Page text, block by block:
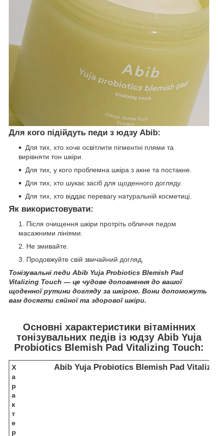
Для кого підійдуть педи з юдзу Abib:
Для тих, хто хоче освітлити пігментні плями та
вирівняти тон шкіри.
Для тих, у кого проблемна шкіра з акне та постакне.
Для тих, хто шукає засіб для щоденного догляду.
Для тих, хто віддає перевагу натуральній косметиці.
Як використовувати:
Після очищення шкіри протріть обличчя педом
масажними лініями.
Не змивайте.
Продовжуйте свій звичайний догляд.
Тонізувальні педи Abib Yuja Probiotics Blemish Pad
Vitalizing Touch — це чудове доповнення до вашої
щоденної рутини догляду за шкірою. Вони допоможуть
вам досягти сяйної та здорової шкіри.
Основні характеристики вітамінних
тонізувальних педів із юдзу Abib Yuja
Probiotics Blemish Pad Vitalizing Touch:
Х
а
р
а
к
т
е
р
Abib Yuja Probiotics Blemish Pad